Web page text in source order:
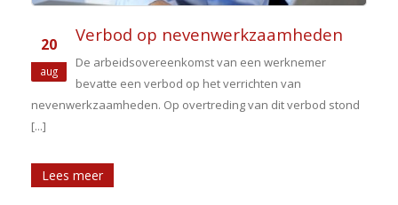
20
aug
Verbod op nevenwerkzaamheden
De arbeidsovereenkomst van een werknemer
bevatte een verbod op het verrichten van
nevenwerkzaamheden. Op overtreding van dit verbod stond
[...]
Lees meer